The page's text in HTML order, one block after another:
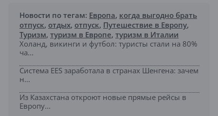
Новости по тегам: Европа, когда выгодно брать
отпуск, отдых, отпуск, Путешествие в Европу,
Туризм, туризм в Европе, туризм в Италии
Холанд, викинги и футбол: туристы стали на 80%
ча...
Система EES заработала в странах Шенгена: зачем
н...
Из Казахстана откроют новые прямые рейсы в
Европу...